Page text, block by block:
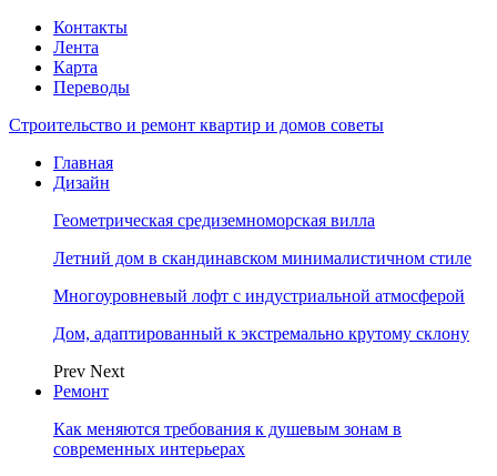
Контакты
Лента
Карта
Переводы
Строительство и ремонт квартир и домов советы
Главная
Дизайн
Геометрическая средиземноморская вилла
Летний дом в скандинавском минималистичном стиле
Многоуровневый лофт с индустриальной атмосферой
Дом, адаптированный к экстремально крутому склону
Prev Next
Ремонт
Как меняются требования к душевым зонам в
современных интерьерах